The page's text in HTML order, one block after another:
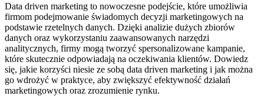
Data driven marketing to nowoczesne podejście, które umożliwia
firmom podejmowanie świadomych decyzji marketingowych na
podstawie rzetelnych danych. Dzięki analizie dużych zbiorów
danych oraz wykorzystaniu zaawansowanych narzędzi
analitycznych, firmy mogą tworzyć spersonalizowane kampanie,
które skutecznie odpowiadają na oczekiwania klientów. Dowiedz
się, jakie korzyści niesie ze sobą data driven marketing i jak można
go wdrożyć w praktyce, aby zwiększyć efektywność działań
marketingowych oraz zrozumienie rynku.